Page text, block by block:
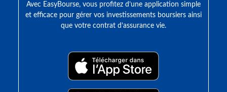
Avec EasyBourse, vous profitez d’une application simple
et efficace pour gérer vos investissements boursiers ainsi
que votre contrat d’assurance vie.